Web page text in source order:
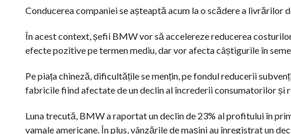
Conducerea companiei se așteaptă acum la o scădere a livrărilor
În acest context, șefii BMW vor să accelereze reducerea
efecte pozitive pe termen mediu, dar vor afecta câștigurile în
Pe piața chineză, dificultățile se mențin, pe fondul reducerii
fabricile fiind afectate de un declin al încrederii consumatorilor și
Luna trecută, BMW a raportat un declin de 23% al profitului în
vamale americane. În plus, vânzările de mașini au înregistrat un